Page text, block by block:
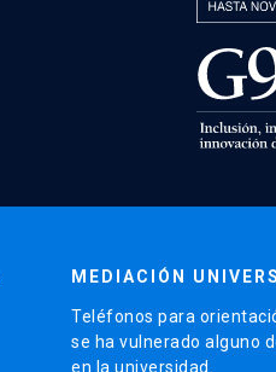
MEDIACIÓN
Teléfonos para
se ha vulnerado alguno
en la universidad.